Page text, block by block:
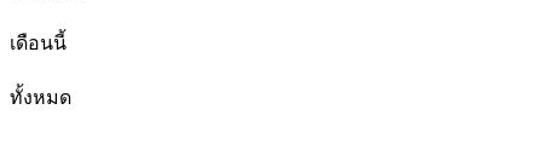
เดือนนี้
ทั้งหมด